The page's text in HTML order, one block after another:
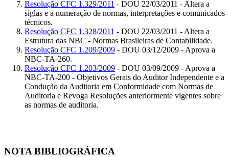
Resolução CFC 1.329/2011 - DOU 22/03/2011 - Altera a
siglas e a numeração de normas, interpretações e comunicados
técnicos.
Resolução CFC 1.328/2011 - DOU 22/03/2011 - Altera a
Estrutura das NBC - Normas Brasileiras de Contabilidade.
Resolução CFC 1.209/2009 - DOU 03/12/2009 - Aprova a
NBC-TA-260.
Resolução CFC 1.203/2009 - DOU 03/09/2009 - Aprova a
NBC-TA-200 - Objetivos Gerais do Auditor Independente e a
Condução da Auditoria em Conformidade com Normas de
Auditoria e Revoga Resoluções anteriormente vigentes sobre
as normas de auditoria.
NOTA BIBLIOGRÁFICA